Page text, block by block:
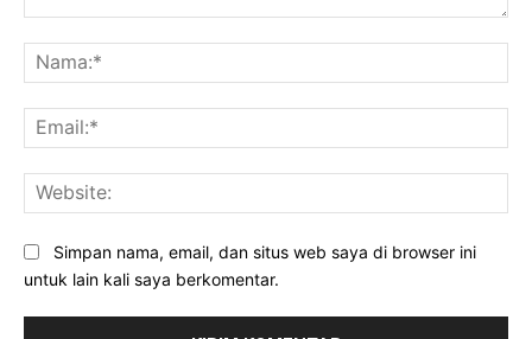
Simpan nama, email, dan situs web saya di browser ini
untuk lain kali saya berkomentar.